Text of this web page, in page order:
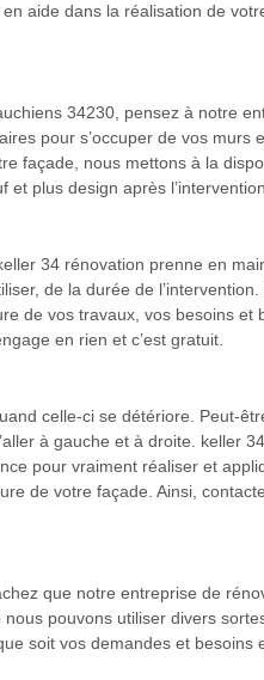
aide dans la réalisation de
34230, pensez à notre
pour s’occuper de vos
façade, nous mettons à la
plus design après
34 rénovation prenne en
de la durée de l’intervention.
de vos travaux, vos besoins et
en rien et c’est gratuit.
celle-ci se détériore. Peut-
à gauche et à droite. keller
pour vraiment réaliser et
de votre façade. Ainsi,
que notre entreprise de
pouvons utiliser divers
soit vos demandes et